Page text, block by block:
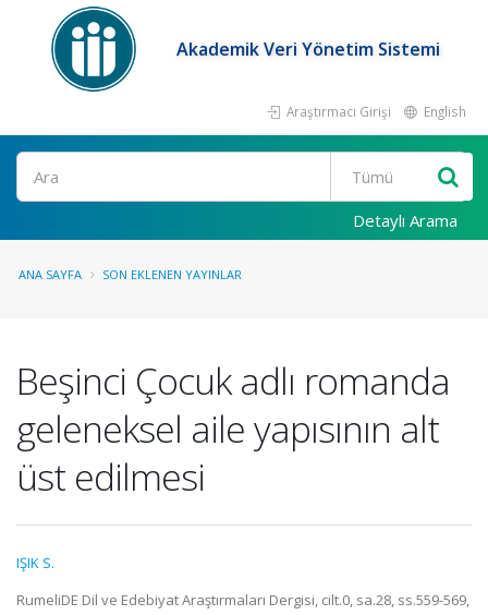
Akademik Veri Yönetim Sistemi
Araştırmacı Girişi English
Ara
Detaylı Arama
ANA SAYFA SON EKLENEN YAYINLAR
Beşinci Çocuk adlı romanda
geleneksel aile yapısının alt
üst edilmesi
IŞIK S.
RumeliDE Dil ve Edebiyat Araştırmaları Dergisi, cilt.0, sa.28, ss.559-569,